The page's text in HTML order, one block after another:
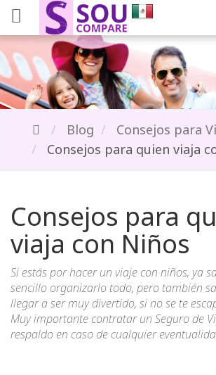
Blog
Consejos para
Consejos para quien viaja
Consejos para
viaja con Niños
Si estás por hacer un viaje con niños, ya
sencillo organizarlo todo, pero también
llegar a ser muy divertido, si no se te
Muy importante contratar un Seguro de
respaldo en caso de cualquier